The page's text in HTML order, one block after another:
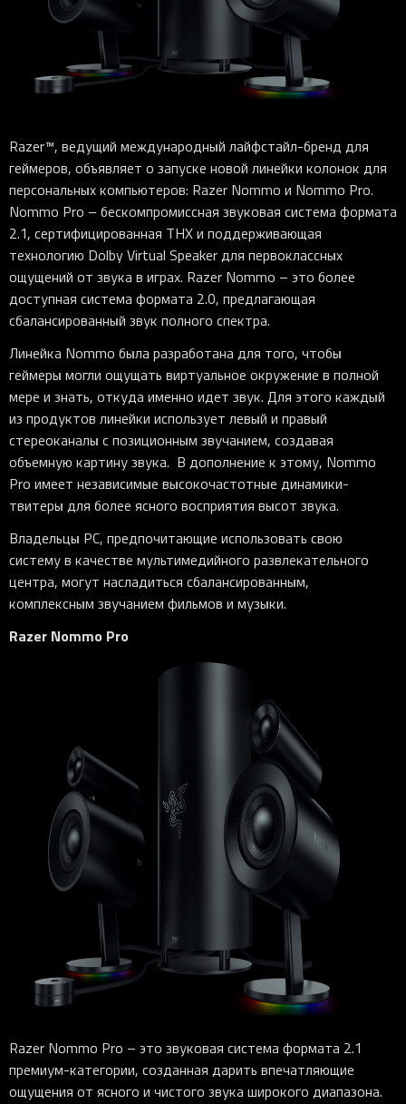
Рюкзаки
Аксессуары
Новинки
Pro Click
Аксессуары для мышей
Игровые мыши
Tartarus
Аксессуары для клавиатур
Все клавиатуры
Hammerhead
Аксессуары для аудио
Все аудио для ПК
Wireless Control Pod
Kraken Kitty
Контроллеры
Все устройства
Goliathus
HyperFlux V2
Gigantus
Pro Glide
Pro Click V2
Pro Click V2 Vertical
Pro Type Ergo
Аксессуары
Коллаборации
Софт
Chroma™ RGB
THX Spatial
7.1 Sound
Synapse 2 Legacy
Virtual Ring Light
Razer Axon
Streamer Companion App
Cortex
iOS-приложения
Киберспорт
Игровые ивенты
Razer™, ведущий международный лайфстайл-бренд для
геймеров, объявляет о запуске новой линейки колонок для
персональных компьютеров: Razer Nommo и Nommo Pro.
Nommo Pro – бескомпромиссная звуковая система формата
2.1, сертифицированная THX и поддерживающая
технологию Dolby Virtual Speaker для первоклассных
ощущений от звука в играх. Razer Nommo – это более
доступная система формата 2.0, предлагающая
сбалансированный звук полного спектра.
Линейка Nommo была разработана для того, чтобы
геймеры могли ощущать виртуальное окружение в полной
мере и знать, откуда именно идет звук. Для этого каждый
из продуктов линейки использует левый и правый
стереоканалы с позиционным звучанием, создавая
объемную картину звука. В дополнение к этому, Nommo
Pro имеет независимые высокочастотные динамики-
твитеры для более ясного восприятия высот звука.
Владельцы PC, предпочитающие использовать свою
систему в качестве мультимедийного развлекательного
центра, могут насладиться сбалансированным,
комплексным звучанием фильмов и музыки.
Razer Nommo Pro
Razer Nommo Pro – это звуковая система формата 2.1
премиум-категории, созданная дарить впечатляющие
ощущения от ясного и чистого звука широкого диапазона.